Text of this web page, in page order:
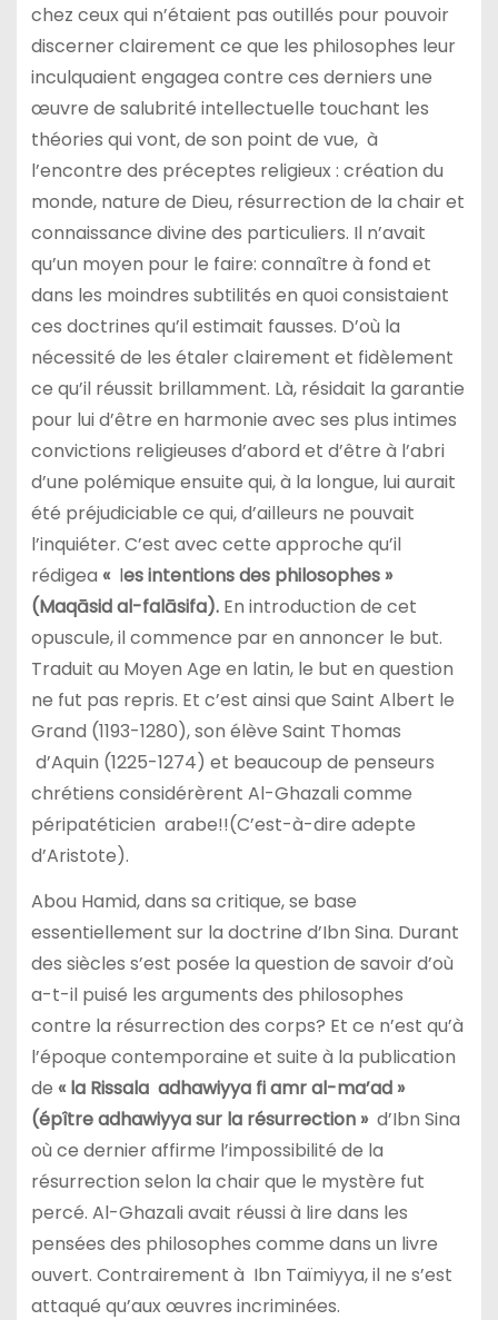
chez ceux qui n’étaient pas outillés pour pouvoir
discerner clairement ce que les philosophes leur
inculquaient engagea contre ces derniers une
œuvre de salubrité intellectuelle touchant les
théories qui vont, de son point de vue, à
l’encontre des préceptes religieux : création du
monde, nature de Dieu, résurrection de la chair et
connaissance divine des particuliers. Il n’avait
qu’un moyen pour le faire: connaître à fond et
dans les moindres subtilités en quoi consistaient
ces doctrines qu’il estimait fausses. D’où la
nécessité de les étaler clairement et fidèlement
ce qu’il réussit brillamment. Là, résidait la garantie
pour lui d’être en harmonie avec ses plus intimes
convictions religieuses d’abord et d’être à l’abri
d’une polémique ensuite qui, à la longue, lui aurait
été préjudiciable ce qui, d’ailleurs ne pouvait
l’inquiéter. C’est avec cette approche qu’il
rédigea «les intentions des philosophes »
(Maqāsid al-falāsifa). En introduction de cet
opuscule, il commence par en annoncer le but.
Traduit au Moyen Age en latin, le but en question
ne fut pas repris. Et c’est ainsi que Saint Albert le
Grand (1193-1280), son élève Saint Thomas
d’Aquin (1225-1274) et beaucoup de penseurs
chrétiens considérèrent Al-Ghazali comme
péripatéticien arabe!!(C’est-à-dire adepte
d’Aristote).
Abou Hamid, dans sa critique, se base
essentiellement sur la doctrine d’Ibn Sina. Durant
des siècles s’est posée la question de savoir d’où
a-t-il puisé les arguments des philosophes
contre la résurrection des corps? Et ce n’est qu’à
l’époque contemporaine et suite à la publication
de « la Rissalaadhawiyya fi amr al-ma’ad »
(épître adhawiyya sur la résurrection » d’Ibn Sina
où ce dernier affirme l’impossibilité de la
résurrection selon la chair que le mystère fut
percé. Al-Ghazali avait réussi à lire dans les
pensées des philosophes comme dans un livre
ouvert. Contrairement à Ibn Taïmiyya, il ne s’est
attaqué qu’aux œuvres incriminées.